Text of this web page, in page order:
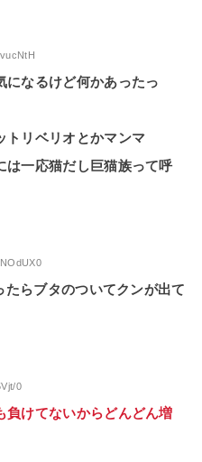
になるけど何かあったっ
トリベリオとかマンマ
一応猫だし巨猫族って呼
らブタのついてクンが出て
0
負けてないからどんどん増